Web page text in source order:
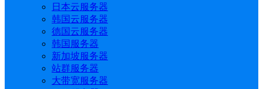
日本云服务器
韩国云服务器
德国云服务器
韩国服务器
新加坡服务器
站群服务器
大带宽服务器